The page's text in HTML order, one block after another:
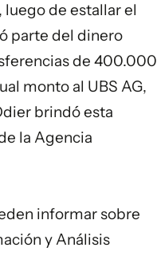
luego de estallar el
parte del dinero
de 400.000
monto al UBS AG,
brindó esta
la Agencia
informar sobre
y Análisis